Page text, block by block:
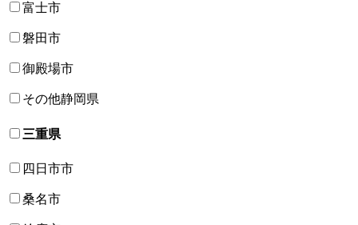
富士市
磐田市
御殿場市
その他静岡県
三重県
四日市市
桑名市